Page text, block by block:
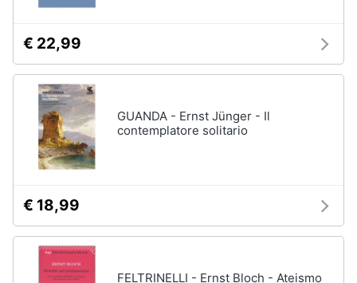
€ 22,99
GUANDA - Ernst Jünger - Il
contemplatore solitario
€ 18,99
FELTRINELLI - Ernst Bloch - Ateismo